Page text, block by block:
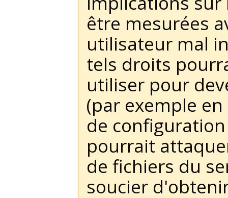
être mesurées
utilisateur mal
tels droits
utiliser pour
(par exemple
de
pourrait
de fichiers du
soucier